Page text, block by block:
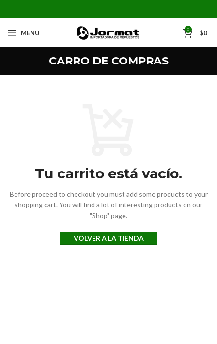
MENU 0 $0
CARRO DE COMPRAS
Tu carrito está vacío.
Before proceed to checkout you must add some products to your
shopping cart. You will find a lot of interesting products on our
"Shop" page.
VOLVER A LA TIENDA